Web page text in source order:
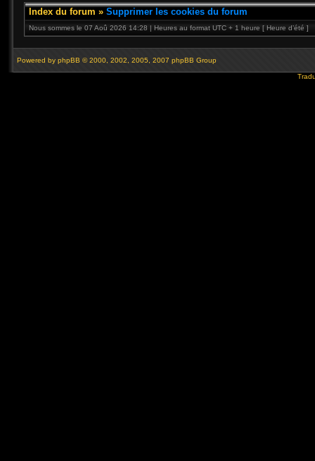
Index du forum » Supprimer les cookies du forum
Nous sommes le 07 Aoû 2026 14:28 | Heures au format UTC + 1 heure [ Heure d’été ]
Powered by phpBB © 2000, 2002, 2005, 2007 phpBB Group